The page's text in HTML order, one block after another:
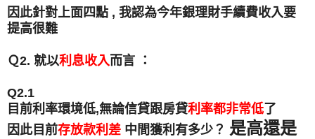
因此針對上面四點 , 我認為今年銀理財手續費收入要
提高很難
Ｑ2. 就以利息收入而言 ：
Q2.1
目前利率環境低,無論信貸跟房貸利率都非常低了
因此目前存放款利差 中間獲利有多少？ 是高還是